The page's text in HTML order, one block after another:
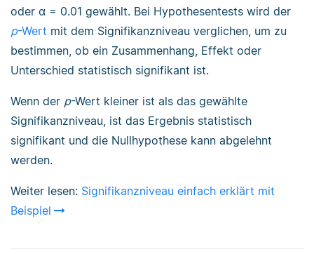
oder α = 0.01 gewählt. Bei Hypothesentests wird der
p-Wert mit dem Signifikanzniveau verglichen, um zu
bestimmen, ob ein Zusammenhang, Effekt oder
Unterschied statistisch signifikant ist.
Wenn der p-Wert kleiner ist als das gewählte
Signifikanzniveau, ist das Ergebnis statistisch
signifikant und die Nullhypothese kann abgelehnt
werden.
Weiter lesen: Signifikanzniveau einfach erklärt mit
Beispiel